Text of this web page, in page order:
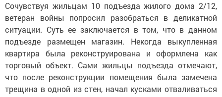
Сочувствуя жильцам 10 подъезда жилого дома 2/12,
ветеран войны попросил разобраться в деликатной
ситуации. Суть ее заключается в том, что в данном
подъезде размещен магазин. Некогда выкупленная
квартира была реконструирована и оформлена как
торговый объект. Сами жильцы подъезда отмечают,
что после реконструкции помещения была замечена
трещина в одной из стен, начал кусками отваливаться